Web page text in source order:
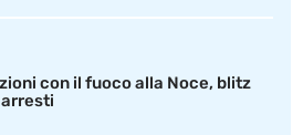
con il fuoco alla Noce, blitz